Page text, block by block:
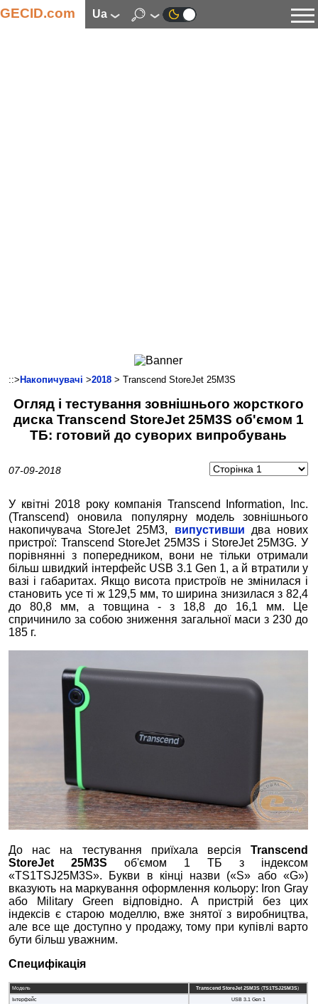
GECID.com ua
Смартфони
Комунікації
Автоелектроніка
Програмне забезпечення
::> Накопичувачі >2018 > Transcend StoreJet 25M3S
Огляд і тестування зовнішнього жорсткого
диска Transcend StoreJet 25M3S об'ємом 1
ТБ: готовий до суворих випробувань
07-09-2018
У квітні 2018 року компанія Transcend Information, Inc.
(Transcend) оновила популярну модель зовнішнього
накопичувача StoreJet 25M3, випустивши два нових
пристрої: Transcend StoreJet 25M3S і StoreJet 25M3G. У
порівнянні з попередником, вони не тільки отримали
більш швидкий інтерфейс USB 3.1 Gen 1, а й втратили у
вазі і габаритах. Якщо висота пристроїв не змінилася і
становить усе ті ж 129,5 мм, то ширина знизилася з 82,4
до 80,8 мм, а товщина - з 18,8 до 16,1 мм. Це
спричинило за собою зниження загальної маси з 230 до
185 г.
До нас на тестування приїхала версіяTranscend
StoreJet 25M3S об'ємом 1 ТБ з індексом
«TS1TSJ25M3S». Букви в кінці назви («S» або «G»)
вказують на маркування оформлення кольору: Iron Gray
або Military Green відповідно. А пристрій без цих
індексів є старою моделлю, вже знятої з виробництва,
але все ще доступно у продажу, тому при купівлі варто
бути більш уважним.
Специфікація
Модель Transcend StoreJet 25M3S(TS1TSJ25M3S)
Інтерфейс
USB 3.1 Gen 1